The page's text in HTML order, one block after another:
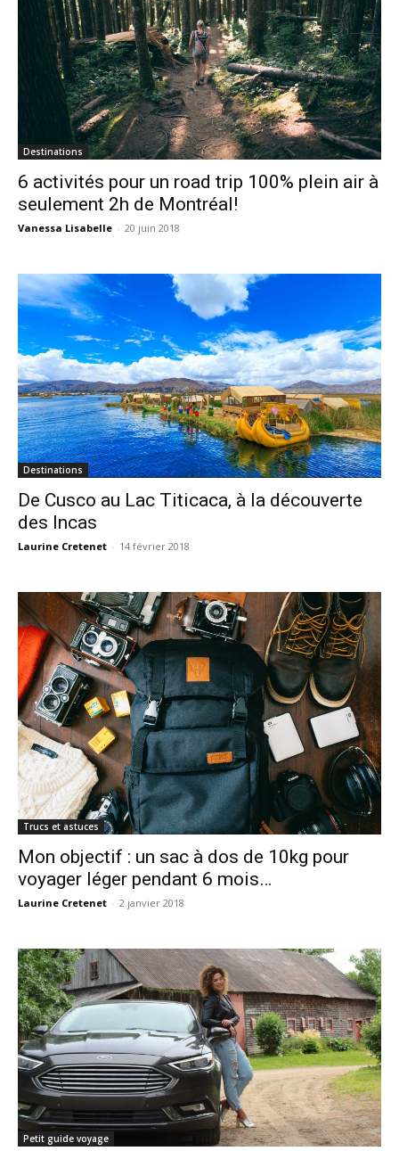
Destinations
6 activités pour un road trip 100% plein air à
seulement 2h de Montréal!
Vanessa Lisabelle - 20 juin 2018
Destinations
De Cusco au Lac Titicaca, à la découverte
des Incas
Laurine Cretenet - 14 février 2018
Trucs et astuces
Mon objectif : un sac à dos de 10kg pour
voyager léger pendant 6 mois…
Laurine Cretenet - 2 janvier 2018
Petit guide voyage